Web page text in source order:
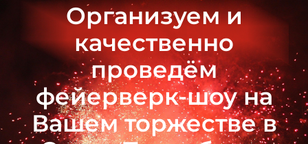
Организуем и
качественно
проведём
фейерверк-шоу на
Вашем торжестве в